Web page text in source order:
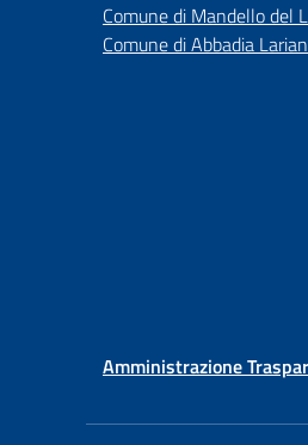
Comune di Mandello del
Comune di Abbadia
Amministrazione